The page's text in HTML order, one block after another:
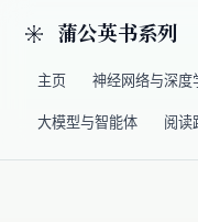
蒲公英书系列
主页 神经网络与深度
大模型与智能体 阅读